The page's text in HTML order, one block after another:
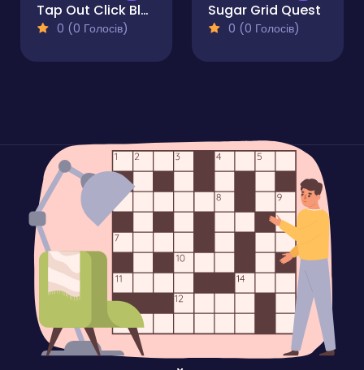
Tap Out Click Blocks Away
0 (0 Голосів)
Sugar Grid Quest
0 (0 Голосів)